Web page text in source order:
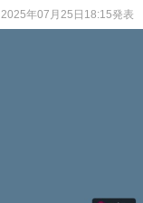
2025年07月25日18:15発表